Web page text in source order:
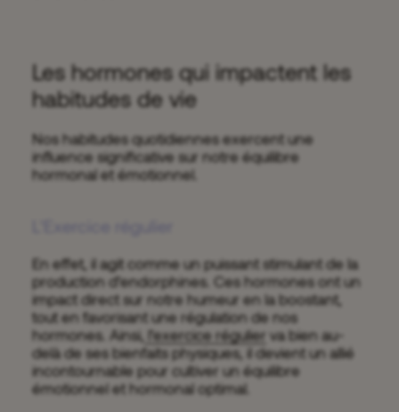
Les hormones qui impactent les
habitudes de vie
Nos habitudes quotidiennes exercent une
influence significative sur notre équilibre
hormonal et émotionnel.
En effet, il agit comme un puissant stimulant de la
production d’endorphines. Ces hormones ont un
impact direct sur notre humeur en la boostant,
tout en favorisant une régulation de nos
hormones. Ainsi, l’exercice régulier va bien au-
delà de ses bienfaits physiques, il devient un allié
incontournable pour cultiver un équilibre
émotionnel et hormonal optimal.